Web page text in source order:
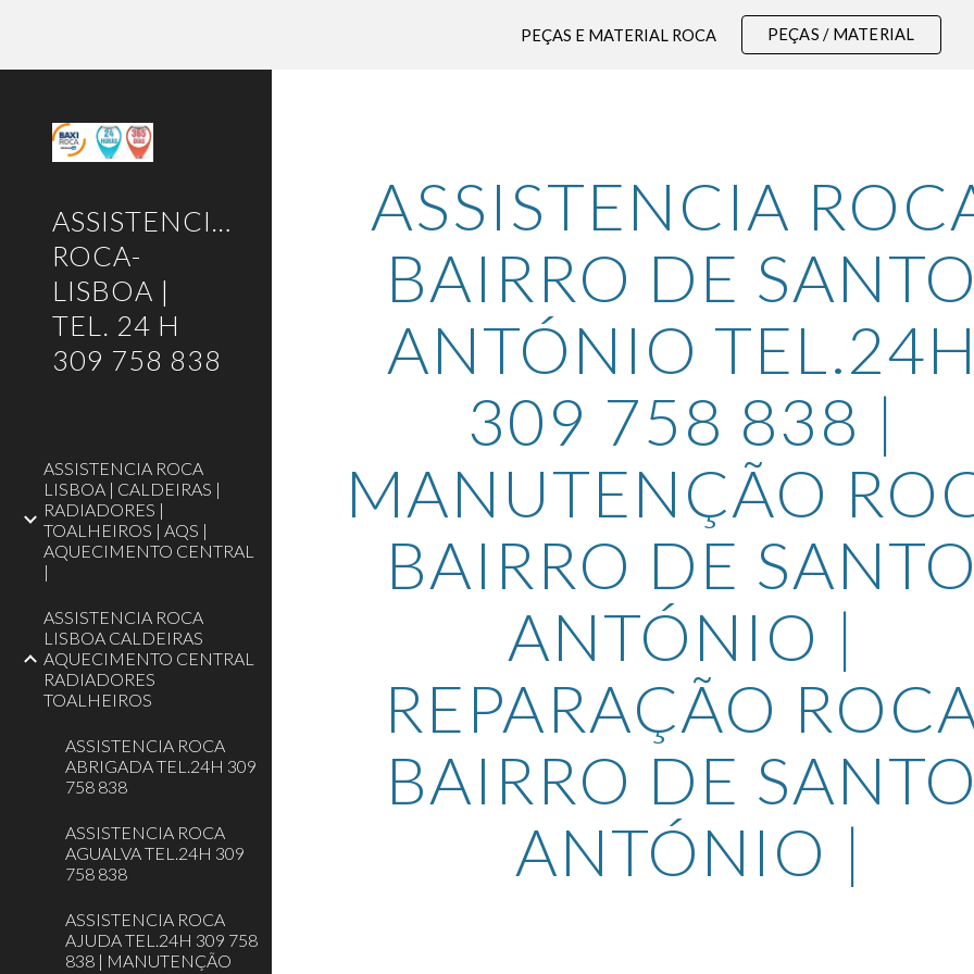
Skip to main content Skip to
PEÇAS E MATERIAL ROCA PEÇAS / MATERIAL
ASSISTENCIA-
ROCA-
LISBOA |
TEL. 24 H
309 758 838
ASSISTENCIA ROCA
LISBOA | CALDEIRAS |
RADIADORES |
TOALHEIROS | AQS |
AQUECIMENTO CENTRAL
|
ASSISTENCIA ROCA
LISBOA CALDEIRAS
AQUECIMENTO CENTRAL
RADIADORES
TOALHEIROS
ASSISTENCIA ROCA
ABRIGADA TEL.24H 309
758 838
ASSISTENCIA ROCA
AGUALVA TEL.24H 309
758 838
ASSISTENCIA ROCA
AJUDA TEL.24H 309 758
838 | MANUTENÇÃO
ASSISTENCIA
BAIRRO DE SANTO
ANTÓNIO TEL.24H
309 758 838 |
MANUTENÇÃO
BAIRRO DE SANTO
ANTÓNIO |
REPARAÇÃO
BAIRRO DE SANTO
ANTÓNIO |